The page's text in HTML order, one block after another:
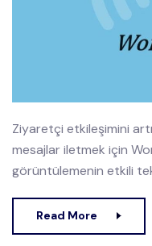
Ziyaretçi etkileşimini
mesajlar iletmek için
görüntülemenin etkili
Read More